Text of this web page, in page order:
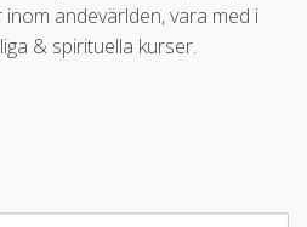
andevärlden, vara med i
& spirituella kurser.